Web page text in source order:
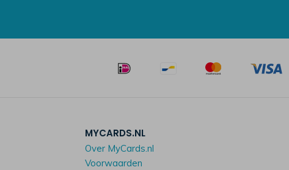
MYCARDS.NL
Over MyCards.nl
Voorwaarden